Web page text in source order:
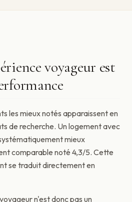
voyageur est
les mieux notés apparaissent en
de recherche. Un logement avec
mieux
comparable noté 4,3/5. Cette
se traduit directement en
n'est donc pas un